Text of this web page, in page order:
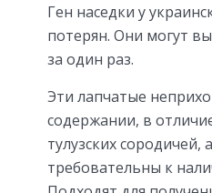
Ген наседки у
потерян. Они могут
за один раз.
Эти лапчатые
содержании, в
тулузских сородичей,
требовательны к